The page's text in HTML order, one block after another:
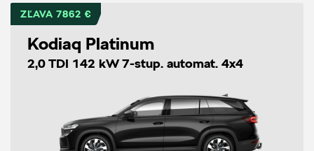
ZĽAVA 7862 €
Kodiaq Platinum
2,0 TDI 142 kW 7-stup. automat. 4x4